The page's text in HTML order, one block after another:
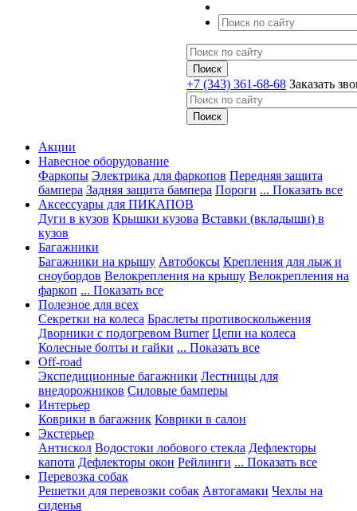
+7 (343) 361-68-68 Заказать
Акции
Навесное оборудование
Фаркопы Электрика для фаркопов Передняя защита
бампера Задняя защита бампера Пороги ... Показать все
Аксессуары для ПИКАПОВ
Дуги в кузов Крышки кузова Вставки (вкладыши) в
кузов
Багажники
Багажники на крышу Автобоксы Крепления для лыж и
сноубордов Велокрепления на крышу Велокрепления на
фаркоп ... Показать все
Полезное для всех
Секретки на колеса Браслеты противоскольжения
Дворники с подогревом Burner Цепи на колеса
Колесные болты и гайки ... Показать все
Off-road
Экспедиционные багажники Лестницы для
внедорожников Силовые бамперы
Интерьер
Коврики в багажник Коврики в салон
Экстерьер
Антискол Водостоки лобового стекла Дефлекторы
капота Дефлекторы окон Рейлинги ... Показать все
Перевозка собак
Решетки для перевозки собак Автогамаки Чехлы на
сиденья